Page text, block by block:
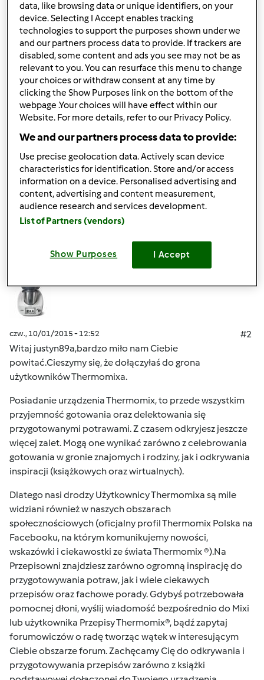
śr., 09/30/2015 - 18:45
Witajcie,
Mam na imię Justyna i od zeszłego tygodnia jestem
szczęśliwą posiadaczką Thermomixa
Mam nadzieję, że
będę w stanie razem z Wami wzbogacać wspaniałą bazę
przepisów kiedy tylko oswoję się z urządzeniem
Pozdrawiam!
Góra strony
Zalogujlub
komentarze
Dołączył : 17.11.2014
czw., 10/01/2015 - 12:52
#2
Witaj justyn89a,bardzo miło nam Ciebie
powitać.Cieszymy się, że dołączyłaś do grona
użytkowników Thermomixa.
Posiadanie urządzenia Thermomix, to przede wszystkim
przyjemność gotowania oraz delektowania się
przygotowanymi potrawami. Z czasem odkryjesz jeszcze
więcej zalet. Mogą one wynikać zarówno z celebrowania
gotowania w gronie znajomych i rodziny, jak i odkrywania
inspiracji (książkowych oraz wirtualnych).
Dlatego nasi drodzy Użytkownicy Thermomixa są mile
widziani również w naszych obszarach
społecznościowych (oficjalny profilThermomix Polska na
Facebooku, na którym komunikujemy nowości,
wskazówki i ciekawostki ze świata Thermomix ®).Na
Przepisowni znajdziesz zarówno ogromną inspirację do
przygotowywania potraw, jak i wiele ciekawych
przepisów oraz fachowe porady. Gdybyś potrzebowała
pomocnej dłoni, wyślij wiadomość bezpośrednio do Mixi
lub użytkownika Przepisy Thermomix®, bądź zapytaj
forumowiczów o radę tworząc wątek w interesującym
Ciebie obszarze forum. Zachęcamy Cię do odkrywania i
przygotowywania przepisów zarówno z książki
data, like browsing data or unique identifiers, on your
device. Selecting I Accept enables tracking
technologies to support the purposes shown under we
and our partners process data to provide. If trackers are
disabled, some content and ads you see may not be as
relevant to you. You can resurface this menu to change
your choices or withdraw consent at any time by
clicking the Show Purposes link on the bottom of the
webpage .Your choices will have effect within our
Website. For more details, refer to our Privacy Policy.
We and our partners process data to provide:
Use precise geolocation data. Actively scan device
characteristics for identification. Store and/or access
information on a device. Personalised advertising and
content, advertising and content measurement,
audience research and services development.
List of Partners (vendors)
Show Purposes I Accept